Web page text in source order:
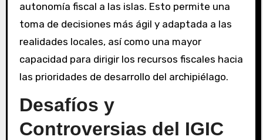
autonomía fiscal a las islas. Esto permite una
toma de decisiones más ágil y adaptada a las
realidades locales, así como una mayor
capacidad para dirigir los recursos fiscales hacia
las prioridades de desarrollo del archipiélago.
Desafíos y
Controversias del IGIC